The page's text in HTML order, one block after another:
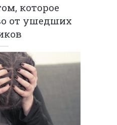
которое
от ушедших